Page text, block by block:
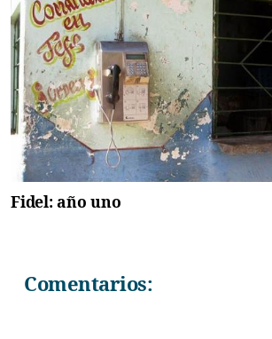
Fidel: año uno
Comentarios: